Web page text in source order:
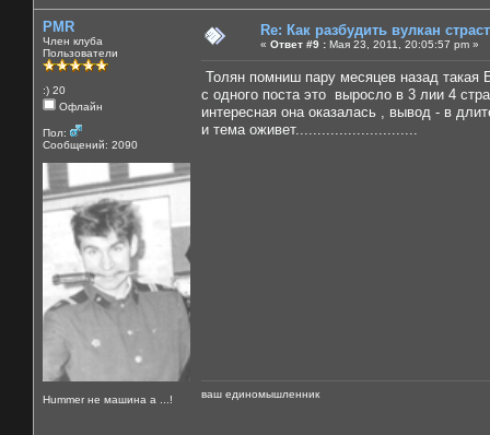
PMR
Член клуба
Пользователи
:) 20
Офлайн
Пол:
Сообщений: 2090
Нummer не машина а ...!
Re: Как разбудить вулкан
« Ответ #9 : Мая 23, 2011, 20:05:57 pm »
Толян помниш пару месяцев назад
с одного поста это выросло в 3 лии 4
интересная она оказалась , вывод - в
и тема оживет............................
ваш единомышленник